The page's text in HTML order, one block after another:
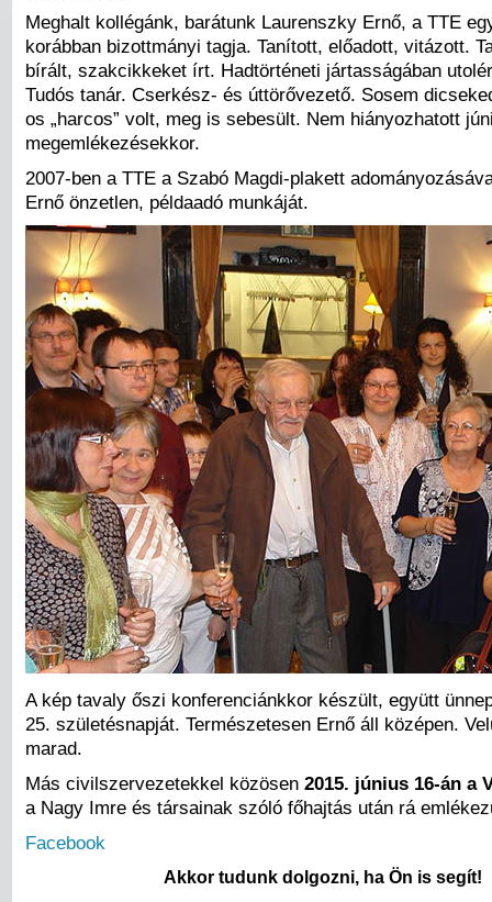
Meghalt kollégánk, barátunk Laurenszky Ernő, a TTE
korábban bizottmányi tagja. Tanított, előadott, vitázott.
bírált, szakcikkeket írt. Hadtörténeti jártasságában
Tudós tanár. Cserkész- és úttörővezető. Sosem
os „harcos” volt, meg is sebesült. Nem hiányozhatott
megemlékezésekkor.
2007-ben a TTE a Szabó Magdi-plakett
Ernő önzetlen, példaadó munkáját.
A kép tavaly őszi konferenciánkkor készült, együtt
25. születésnapját. Természetesen Ernő áll középen.
marad.
Más civilszervezetekkel közösen 2015. június 16-án a
a Nagy Imre és társainak szóló főhajtás után rá
Facebook
Akkor tudunk dolgozni, ha Ön is segít!